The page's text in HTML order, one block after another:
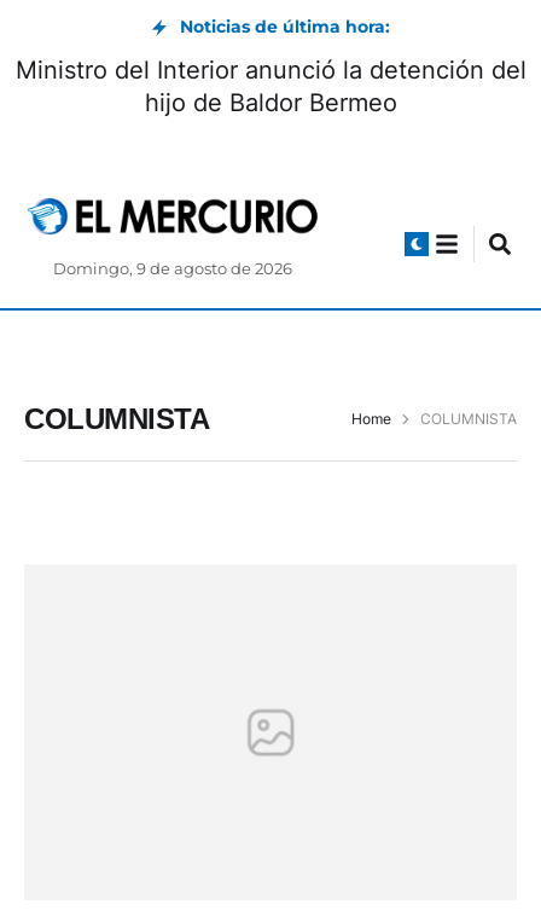
Noticias de última hora:
Ministro del Interior anunció la detención del
hijo de Baldor Bermeo
Domingo, 9 de agosto de 2026
COLUMNISTA Home COLUMNISTA